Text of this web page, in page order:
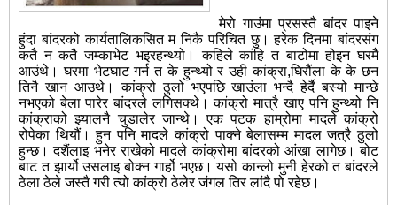
मेरो गाउंमा प्रसस्तै बांदर पाइने
हुंदा बांदरको कार्यतालिकसित म निकै परिचित छु। हरेक दिनमा बांदरसंग
कतै न कतै जम्काभेट भइरहन्थ्यो। कहिले कांहि त बाटोमा होइन घरमै
आउंथे। घरमा भेटघाट गर्न त के हुन्थ्यो र उही कांक्रा,घिरौंला के के छन
तिनै खान आउथे। कांक्रो ठुलो भएपछि खाउंला भन्दै हेर्दै बस्यो मान्छे
नभएको बेला पारेर बांदरले लगिसक्थे। कांक्रो मात्रै खाए पनि हुन्थ्यो नि
कांक्राको झ्यालनै चुडालेर जान्थे। एक पटक हाम्रोमा मादले कांक्रो
रोपेका थियौं। हुन पनि मादले कांक्रो पाक्ने बेलासम्म मादल जत्रै ठुलो
हुन्छ। दशैंलाइ भनेर राखेको मादले कांक्रोमा बांदरको आंखा लागेछ। बोट
बाट त झार्यो उसलाइ बोक्न गार्हो भएछ। यसो कान्लो मुनी हेरको त बांदरले
ठेला ठेले जस्तै गरी त्यो कांक्रो ठेलेर जंगल तिर लांदै पो रहेछ।